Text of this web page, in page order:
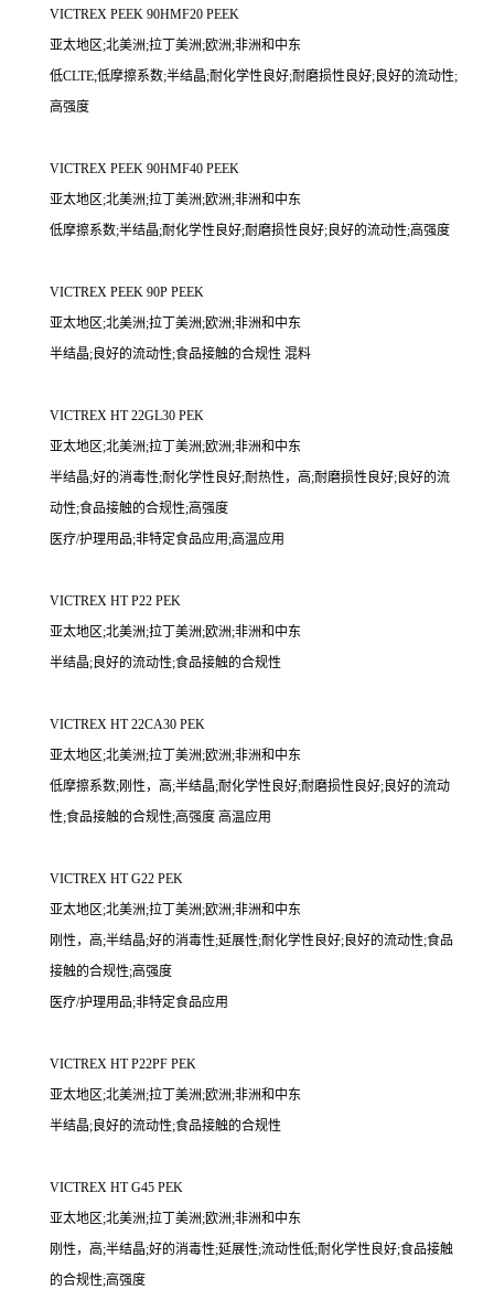
VICTREX PEEK 90HMF20 PEEK
亚太地区;北美洲;拉丁美洲;欧洲;非洲和中东
低CLTE;低摩擦系数;半结晶;耐化学性良好;耐磨损性良好;良好的流动性;
高强度
VICTREX PEEK 90HMF40 PEEK
亚太地区;北美洲;拉丁美洲;欧洲;非洲和中东
低摩擦系数;半结晶;耐化学性良好;耐磨损性良好;良好的流动性;高强度
VICTREX PEEK 90P PEEK
亚太地区;北美洲;拉丁美洲;欧洲;非洲和中东
半结晶;良好的流动性;食品接触的合规性 混料
VICTREX HT 22GL30 PEK
亚太地区;北美洲;拉丁美洲;欧洲;非洲和中东
半结晶;好的消毒性;耐化学性良好;耐热性，高;耐磨损性良好;良好的流
动性;食品接触的合规性;高强度
医疗/护理用品;非特定食品应用;高温应用
VICTREX HT P22 PEK
亚太地区;北美洲;拉丁美洲;欧洲;非洲和中东
半结晶;良好的流动性;食品接触的合规性
VICTREX HT 22CA30 PEK
亚太地区;北美洲;拉丁美洲;欧洲;非洲和中东
低摩擦系数;刚性，高;半结晶;耐化学性良好;耐磨损性良好;良好的流动
性;食品接触的合规性;高强度 高温应用
VICTREX HT G22 PEK
亚太地区;北美洲;拉丁美洲;欧洲;非洲和中东
刚性，高;半结晶;好的消毒性;延展性;耐化学性良好;良好的流动性;食品
接触的合规性;高强度
医疗/护理用品;非特定食品应用
VICTREX HT P22PF PEK
亚太地区;北美洲;拉丁美洲;欧洲;非洲和中东
半结晶;良好的流动性;食品接触的合规性
VICTREX HT G45 PEK
亚太地区;北美洲;拉丁美洲;欧洲;非洲和中东
刚性，高;半结晶;好的消毒性;延展性;流动性低;耐化学性良好;食品接触
的合规性;高强度